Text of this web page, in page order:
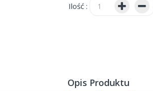
Ilość :
Opis Produktu